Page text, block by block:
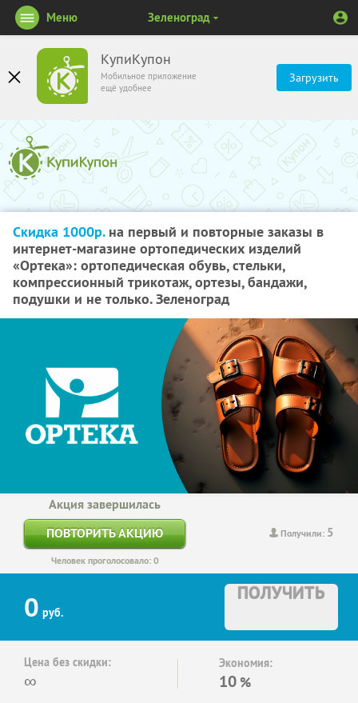
КупиКупон
Мобильное приложение
ещё удобнее
Загрузить
Меню Зеленоград
Скидка 1000р.на первый и повторные заказы в
интернет-магазине ортопедических изделий
«Ортека»: ортопедическая обувь, стельки,
компрессионный трикотаж, ортезы, бандажи,
подушки и не только. Зеленоград
Получили: 5
Акция завершилась
ПОВТОРИТЬ АКЦИЮ
Человек проголосовало: 0
0 руб.
ПОЛУЧИТЬ
Цена без скидки:
∞
Экономия:
10 %